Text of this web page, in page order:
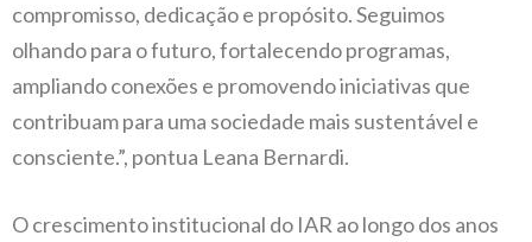
compromisso, dedicação e propósito. Seguimos
olhando para o futuro, fortalecendo programas,
ampliando conexões e promovendo iniciativas que
contribuam para uma sociedade mais sustentável e
consciente.”, pontua Leana Bernardi.
O crescimento institucional do IAR ao longo dos anos